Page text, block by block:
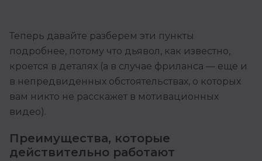
Теперь давайте разберем эти пункты
подробнее, потому что дьявол, как известно,
кроется в деталях (а в случае фриланса — еще и
в непредвиденных обстоятельствах, о которых
вам никто не расскажет в мотивационных
видео).
Преимущества, которые
действительно работают